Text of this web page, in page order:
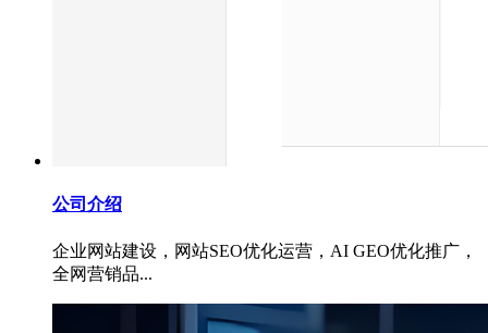
公司介绍
企业网站建设，网站SEO优化运营，AI GEO优化推广，
全网营销品...